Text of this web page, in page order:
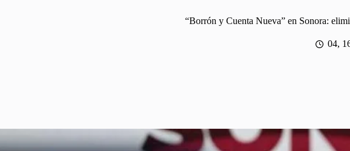
“Borrón y Cuenta Nueva” en Sonora:
04,